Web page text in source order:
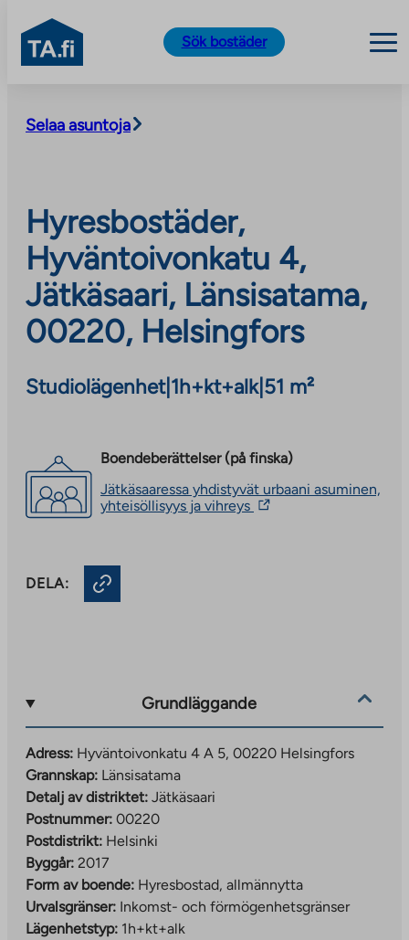
content
TA.fi
Sök bostäder
Selaa asuntoja
Hyresbostäder,
Hyväntoivonkatu 4,
Jätkäsaari, Länsisatama,
00220, Helsingfors
Studiolägenhet| 1h+kt+alk| 51 m²
Boendeberättelser (på finska)
Jätkäsaaressa yhdistyvät urbaani asuminen,
yhteisöllisyys ja vihreys The
new
DELA:
Grundläggande
Adress: Hyväntoivonkatu 4 A 5, 00220 Helsingfors
Grannskap: Länsisatama
Detalj av distriktet: Jätkäsaari
Postnummer: 00220
Postdistrikt: Helsinki
Byggår: 2017
Form av boende: Hyresbostad, allmännytta
Urvalsgränser: Inkomst- och förmögenhetsgränser
Lägenhetstyp: 1h+kt+alk